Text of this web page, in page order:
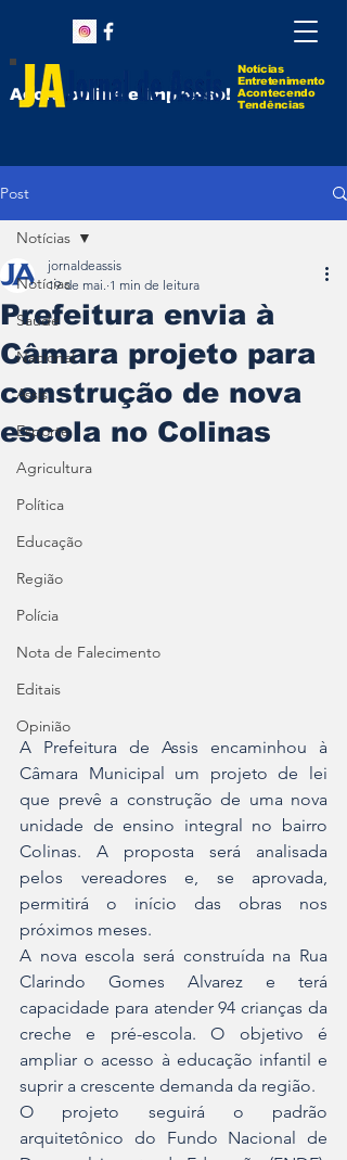
Notícias
Entretenimento
Acontecendo
Tendências
Agora online e impresso!
Post
Notícias
Saúde
Nacional
Assis
Esporte
Agricultura
Política
Educação
Região
Polícia
Nota de Falecimento
Editais
Opinião
Notícias
Prefeitura envia à
Câmara projeto para
construção de nova
escola no Colinas
jornaldeassis
19 de mai. 1 min de leitura
A Prefeitura de Assis encaminhou à
Câmara Municipal um projeto de lei
que prevê a construção de uma nova
unidade de ensino integral no bairro
Colinas. A proposta será analisada
pelos vereadores e, se aprovada,
permitirá o início das obras nos
próximos meses.
A nova escola será construída na Rua
Clarindo Gomes Alvarez e terá
capacidade para atender 94 crianças da
creche e pré-escola. O objetivo é
ampliar o acesso à educação infantil e
suprir a crescente demanda da região.
O projeto seguirá o padrão
arquitetônico do Fundo Nacional de